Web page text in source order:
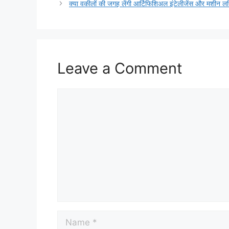
क्या वकीलों की जगह लेंगी आर्टिफिशिअल इंटेलीजेंस और मशीन
Leave a Comment